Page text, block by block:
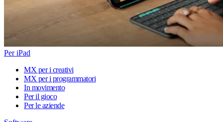
Per iPad
MX per i creativi
MX per i programmatori
In movimento
Per il gioco
Per le aziende